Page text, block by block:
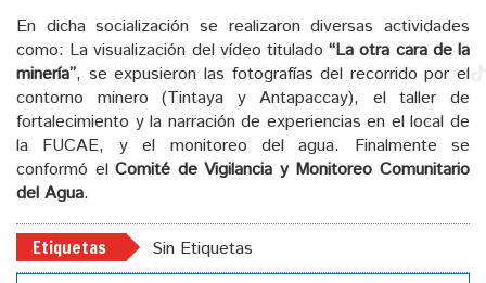
En dicha socialización se realizaron diversas actividades
como: La visualización del vídeo titulado“La otra cara de la
minería”, se expusieron las fotografías del recorrido por el
contorno minero (Tintaya y Antapaccay), el taller de
fortalecimiento y la narración de experiencias en el local de
la FUCAE, y el monitoreo del agua. Finalmente se
conformó elComité de Vigilancia y Monitoreo Comunitario
del Agua.
Etiquetas Sin Etiquetas